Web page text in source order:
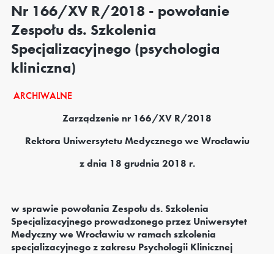
Nr 166/XV R/2018 - powołanie
Zespołu ds. Szkolenia
Specjalizacyjnego (psychologia
kliniczna)
ARCHIWALNE
Zarządzenie nr 166/XV R/2018
Rektora Uniwersytetu Medycznego we Wrocławiu
z dnia 18 grudnia 2018 r.
w sprawie powołania Zespołu ds. Szkolenia
Specjalizacyjnego prowadzonego przez Uniwersytet
Medyczny we Wrocławiu w ramach szkolenia
specjalizacyjnego z zakresu Psychologii Klinicznej